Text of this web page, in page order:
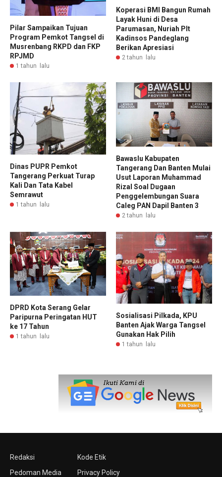
Pilar Sampaikan Tujuan
Program Pemkot Tangsel di
Musrenbang RKPD dan FKP
RPJMD
1 tahun lalu
Koperasi BMI Bangun Rumah
Layak Huni di Desa
Parumasan, Nuriah Plt
Kadinsos Pandeglang
Berikan Apresiasi
2 tahun lalu
Dinas PUPR Pemkot
Tangerang Perkuat Turap
Kali Dan Tata Kabel
Semrawut
1 tahun lalu
Bawaslu Kabupaten
Tangerang Dan Banten Mulai
Usut Laporan Muhammad
Rizal Soal Dugaan
Penggelembungan Suara
Caleg PAN Dapil Banten 3
2 tahun lalu
DPRD Kota Serang Gelar
Paripurna Peringatan HUT
ke 17 Tahun
1 tahun lalu
Sosialisasi Pilkada, KPU
Banten Ajak Warga Tangsel
Gunakan Hak Pilih
1 tahun lalu
Redaksi
Pedoman Media
Kode Etik
Privacy Policy